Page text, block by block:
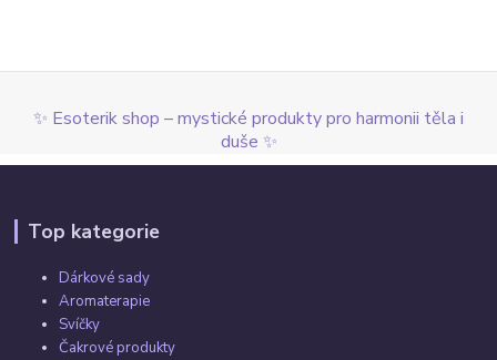
✨ Esoterik shop – mystické produkty pro harmonii těla i
duše ✨
Top kategorie
Dárkové sady
Aromaterapie
Svíčky
Čakrové produkty